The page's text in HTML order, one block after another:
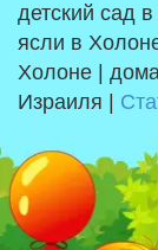
детский сад
ясли в
Холоне |
Израиля |